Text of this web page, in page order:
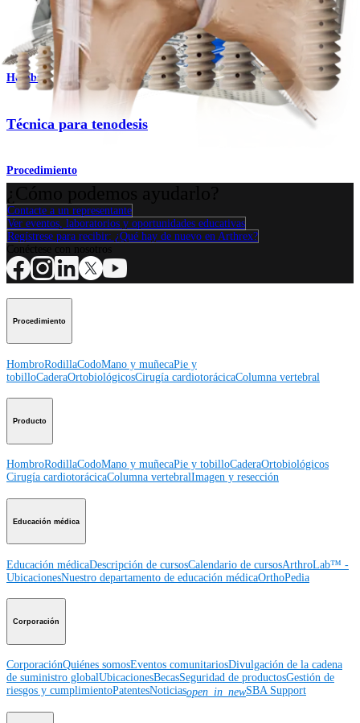
Producto
Hombro
Técnica para tenodesis
Procedimiento
Contacte a un representante
Ver eventos, laboratorios y oportunidades educativas
Regístrese para recibir: ¿Qué hay de nuevo en Arthrex?
Procedimiento
HombroRodillaCodoMano y muñecaPie y
tobilloCaderaOrtobiológicosCirugía cardiotorácicaColumna vertebral
Producto
HombroRodillaCodoMano y muñecaPie y tobilloCaderaOrtobiológicos
Cirugía cardiotorácicaColumna vertebralImagen y resección
Educación médica
Educación médicaDescripción de cursosCalendario de cursosArthroLab™ -
UbicacionesNuestro departamento de educación médicaOrthoPedia
Corporación
CorporaciónQuiénes somosEventos comunitariosDivulgación de la cadena
de suministro globalUbicacionesBecasSeguridad de productosGestión de
riesgos y cumplimientoPatentesNoticiasopen_in_newSBA Support